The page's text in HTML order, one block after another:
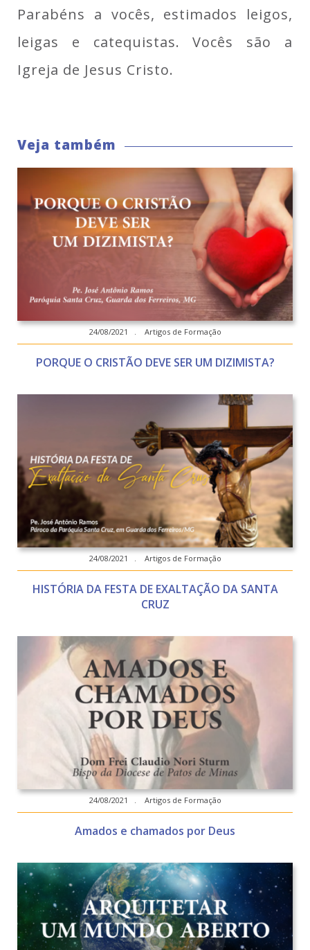
Parabéns a vocês, estimados leigos,
leigas e catequistas. Vocês são a
Igreja de Jesus Cristo.
Veja também
24/08/2021 . Artigos de Formação
PORQUE O CRISTÃO DEVE SER UM DIZIMISTA?
24/08/2021 . Artigos de Formação
HISTÓRIA DA FESTA DE EXALTAÇÃO DA SANTA
CRUZ
24/08/2021 . Artigos de Formação
Amados e chamados por Deus